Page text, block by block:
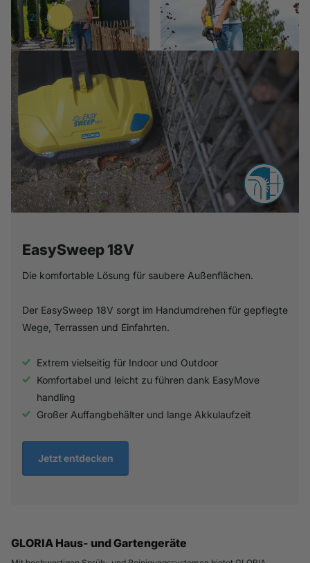
1 2
EasySweep 18V
Die komfortable Lösung für saubere Außenflächen.
Der EasySweep 18V sorgt im Handumdrehen für gepflegte
Wege, Terrassen und Einfahrten.
Extrem vielseitig für Indoor und Outdoor
Komfortabel und leicht zu führen dank EasyMove
handling
Großer Auffangbehälter und lange Akkulaufzeit
Jetzt entdecken
GLORIA Haus- und Gartengeräte